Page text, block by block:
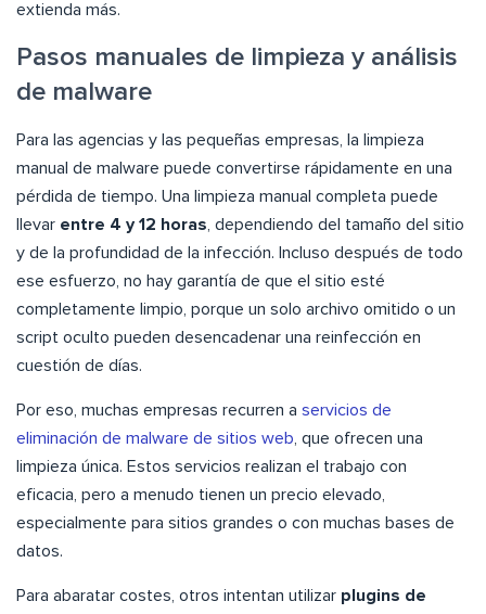
extienda más.
Pasos manuales de limpieza y análisis
de malware
Para las agencias y las pequeñas empresas, la limpieza
manual de malware puede convertirse rápidamente en una
pérdida de tiempo. Una limpieza manual completa puede
llevar entre 4 y 12 horas, dependiendo del tamaño del sitio
y de la profundidad de la infección. Incluso después de todo
ese esfuerzo, no hay garantía de que el sitio esté
completamente limpio, porque un solo archivo omitido o un
script oculto pueden desencadenar una reinfección en
cuestión de días.
Por eso, muchas empresas recurren a servicios de
eliminación de malware de sitios web, que ofrecen una
limpieza única. Estos servicios realizan el trabajo con
eficacia, pero a menudo tienen un precio elevado,
especialmente para sitios grandes o con muchas bases de
datos.
Para abaratar costes, otros intentan utilizar plugins de